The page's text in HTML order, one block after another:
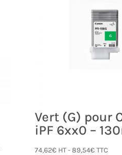
Vert (G) pour
iPF 6xx0 –
74,62€ HT -89,54€ TTC